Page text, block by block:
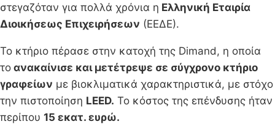
στεγαζόταν για πολλά χρόνια η Ελληνική Εταιρία
Διοικήσεως Επιχειρήσεων (ΕΕΔΕ).
Το κτήριο πέρασε στην κατοχή της Dimand, η οποία
το ανακαίνισε και μετέτρεψε σε σύγχρονο κτήριο
γραφείων με βιοκλιματικά χαρακτηριστικά, με στόχο
την πιστοποίηση LEED. Το κόστος της επένδυσης ήταν
περίπου 15 εκατ. ευρώ.